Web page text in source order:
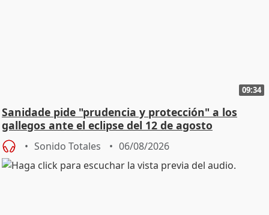
09:34
Sanidade pide "prudencia y protección" a los
gallegos ante el eclipse del 12 de agosto
Sonido Totales 06/08/2026